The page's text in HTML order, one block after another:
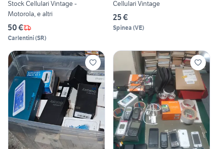
Stock Cellulari Vintage -
Motorola, e altri
50 €
Carlentini(SR)
Cellulari Vintage
25 €
Spinea (VE)